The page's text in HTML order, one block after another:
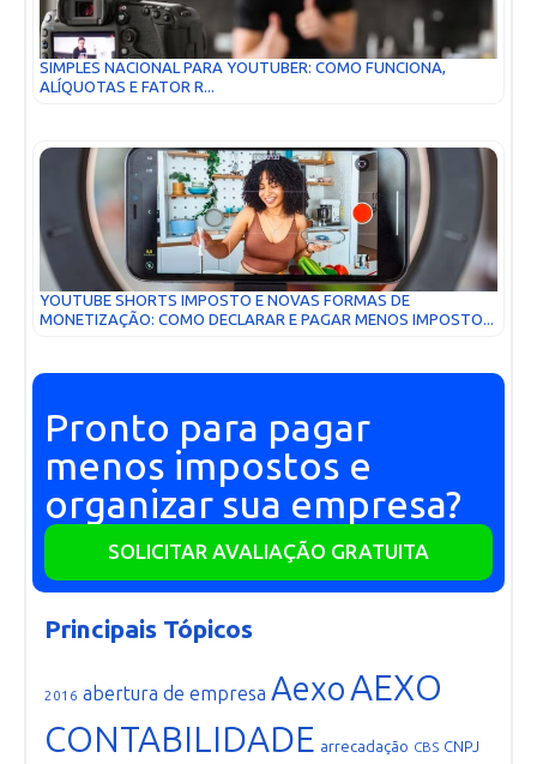
SIMPLES NACIONAL PARA YOUTUBER: COMO FUNCIONA,
ALÍQUOTAS E FATOR R...
YOUTUBE SHORTS IMPOSTO E NOVAS FORMAS DE
MONETIZAÇÃO: COMO DECLARAR E PAGAR MENOS IMPOSTO...
Pronto para pagar
menos impostos e
organizar sua empresa?
SOLICITAR AVALIAÇÃO GRATUITA
Principais Tópicos
2016 abertura de empresa AexoAEXO
CONTABILIDADE arrecadação CBS CNPJ